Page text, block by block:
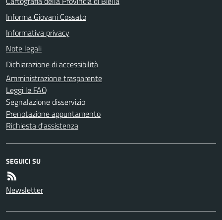
Informa Giovani Cossato
Informativa privacy
Note legali
Dichiarazione di accessibilità
Amministrazione trasparente
Leggi le FAQ
Segnalazione disservizio
Prenotazione appuntamento
Richiesta d'assistenza
SEGUICI SU
Newsletter